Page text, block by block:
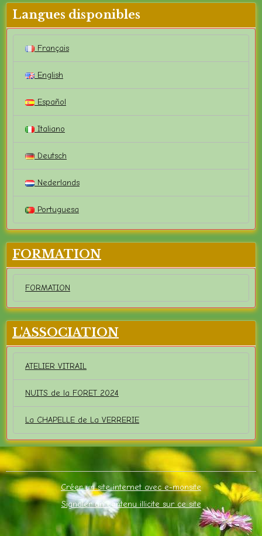
Langues disponibles
Français
English
Español
Italiano
Deutsch
Nederlands
Portuguesa
FORMATION
FORMATION
L'ASSOCIATION
ATELIER VITRAIL
NUITS de la FORET 2024
La CHAPELLE de La VERRERIE
Créer un site internet avec e-monsite
Signaler un contenu illicite sur ce site